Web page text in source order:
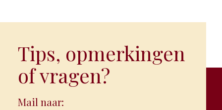
Tips, opmerkingen
of vragen?
Mail naar: